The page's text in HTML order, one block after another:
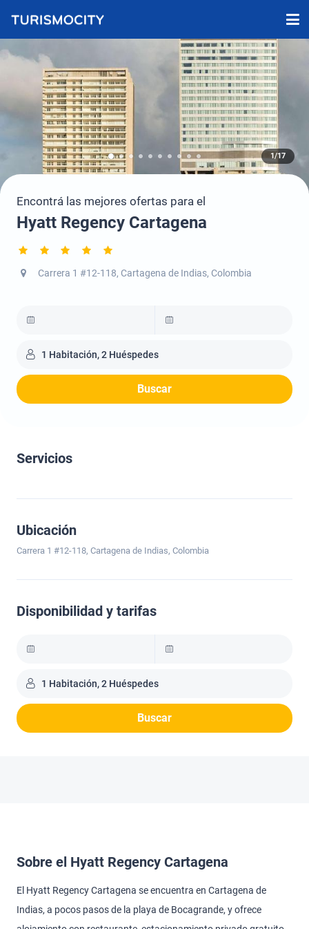
1/17
Encontrá las mejores ofertas para el
Hyatt Regency Cartagena
Carrera 1 #12-118, Cartagena de Indias, Colombia
1 Habitación, 2 Huéspedes
Buscar
Servicios
Ubicación
Carrera 1 #12-118, Cartagena de Indias, Colombia
Disponibilidad y tarifas
1 Habitación, 2 Huéspedes
Buscar
Sobre el Hyatt Regency Cartagena
El Hyatt Regency Cartagena se encuentra en Cartagena de
Indias, a pocos pasos de la playa de Bocagrande, y ofrece